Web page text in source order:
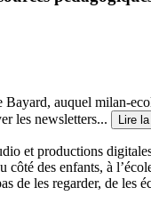
auquel milan-
les newsletters...
Lire
et productions
des enfants, à
de les regarder, de les